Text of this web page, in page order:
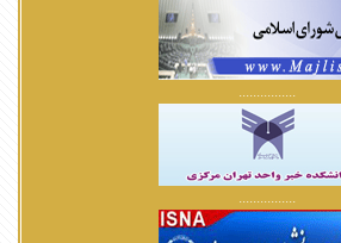
................
................